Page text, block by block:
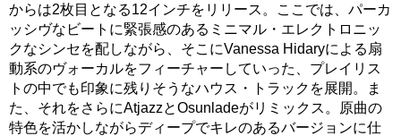
からは2枚目となる12インチをリリース。ここでは、パーカ
ッシヴなビートに緊張感のあるミニマル・エレクトロニッ
クなシンセを配しながら、そこにVanessa Hidaryによる扇
動系のヴォーカルをフィーチャーしていった、プレイリス
トの中でも印象に残りそうなハウス・トラックを展開。ま
た、それをさらにAtjazzとOsunladeがリミックス。原曲の
特色を活かしながらディープでキレのあるバージョンに仕